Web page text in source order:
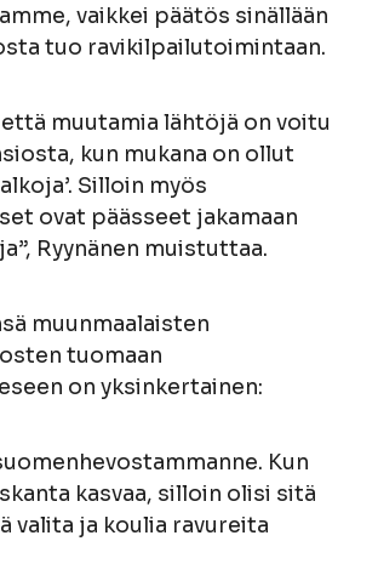
vaikkei päätös sinällään
tuo ravikilpailutoimintaan.
muutamia lähtöjä on voitu
kun mukana on ollut
Silloin myös
ovat päässeet jakamaan
Ryynänen muistuttaa.
muunmaalaisten
tuomaan
on yksinkertainen:
Kun
kasvaa, silloin olisi sitä
valita ja koulia ravureita